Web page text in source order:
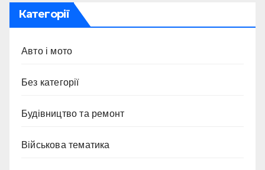
Категорії
Авто і мото
Без категорії
Будівництво та ремонт
Військова тематика